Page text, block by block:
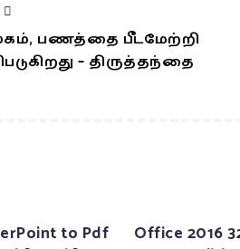
பணத்தை பீடமேற்றி
– திருத்தந்தை
to Pdf
Office 2016